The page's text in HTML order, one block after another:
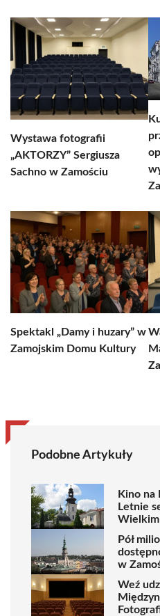
Wystawa fotografii
„AKTORZY” Sergiusza
Sachno w Zamościu
Spektakl „Damy i huzary” w
Zamojskim Domu Kultury
Podobne Artykuły
Kino na
Letnie
Wielkim
Pół
w
Weź